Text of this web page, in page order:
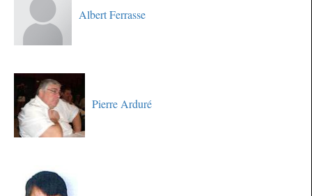
Albert Ferrasse
Pierre Arduré